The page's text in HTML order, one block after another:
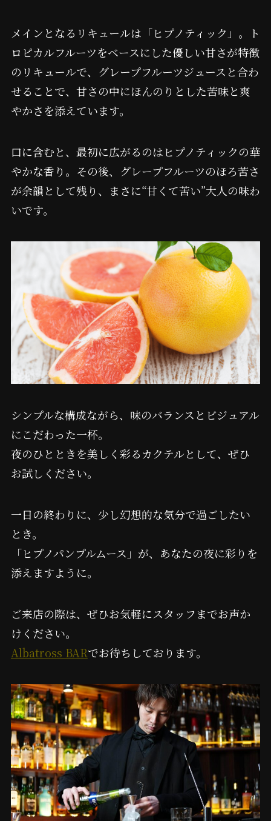
メインとなるリキュールは「ヒプノティック」。ト
ロピカルフルーツをベースにした優しい甘さが特徴
のリキュールで、グレープフルーツジュースと合わ
せることで、甘さの中にほんのりとした苦味と爽
やかさを添えています。
口に含むと、最初に広がるのはヒプノティックの華
やかな香り。その後、グレープフルーツのほろ苦さ
が余韻として残り、まさに“甘くて苦い”大人の味わ
いです。
シンプルな構成ながら、味のバランスとビジュアル
にこだわった一杯。
夜のひとときを美しく彩るカクテルとして、ぜひ
お試しください。
一日の終わりに、少し幻想的な気分で過ごしたい
とき。
「ヒプノパンプルムース」が、あなたの夜に彩りを
添えますように。
ご来店の際は、ぜひお気軽にスタッフまでお声か
けください。
Albatross BARでお待ちしております。